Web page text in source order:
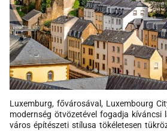
Luxemburg, fővárosával, Luxembourg
modernség ötvözetével fogadja kíváncsi
város építészeti stílusa tökéletesen